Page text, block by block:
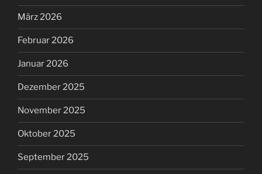
März 2026
Februar 2026
Januar 2026
Dezember 2025
November 2025
Oktober 2025
September 2025